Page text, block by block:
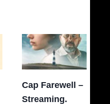
Cap Farewell –
Streaming.